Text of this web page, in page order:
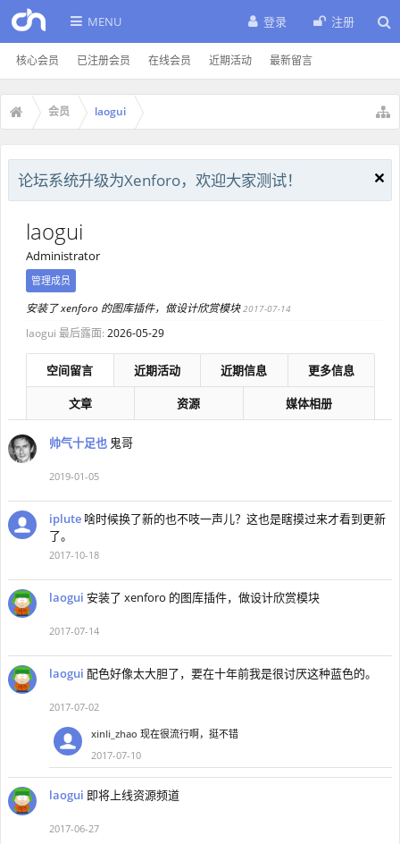
MENU
核心会员 已注册会员 在线会员 近期活动 最新留言
登录 注册
会员 laogui
论坛系统升级为Xenforo，欢迎大家测试！
laogui
Administrator
管理成员
安装了 xenforo 的图库插件，做设计欣赏模块2017-07-14
laogui 最后露面: 2026-05-29
空间留言 近期活动 近期信息 更多信息
文章 资源 媒体相册
帅气十足也 鬼哥
2019-01-05
iplute 啥时候换了新的也不吱一声儿？这也是瞎摸过来才看到更新
了。
2017-10-18
laogui 安装了 xenforo 的图库插件，做设计欣赏模块
2017-07-14
laogui 配色好像太大胆了，要在十年前我是很讨厌这种蓝色的。
2017-07-02
xinli_zhao 现在很流行啊，挺不错
2017-07-10
laogui 即将上线资源频道
2017-06-27